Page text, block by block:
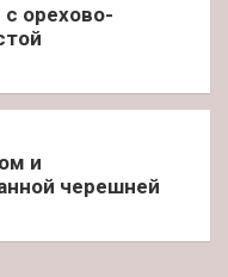
с орехово-
и
черешней